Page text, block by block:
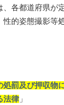
各都道府県が
的姿態撮影等
罰及び押収物
法律 」